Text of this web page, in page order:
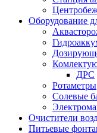
Оборудование
ДРС
Ротаметры
Солевые
Очистители
Питьевые